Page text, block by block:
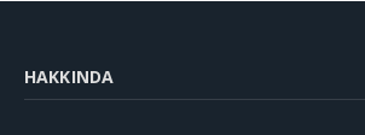
HAKKINDA